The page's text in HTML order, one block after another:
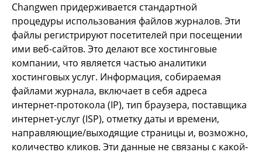
Changwen придерживается стандартной
процедуры использования файлов журналов. Эти
файлы регистрируют посетителей при посещении
ими веб-сайтов. Это делают все хостинговые
компании, что является частью аналитики
хостинговых услуг. Информация, собираемая
файлами журнала, включает в себя адреса
интернет-протокола (IP), тип браузера, поставщика
интернет-услуг (ISP), отметку даты и времени,
направляющие/выходящие страницы и, возможно,
количество кликов. Эти данные не связаны с какой-